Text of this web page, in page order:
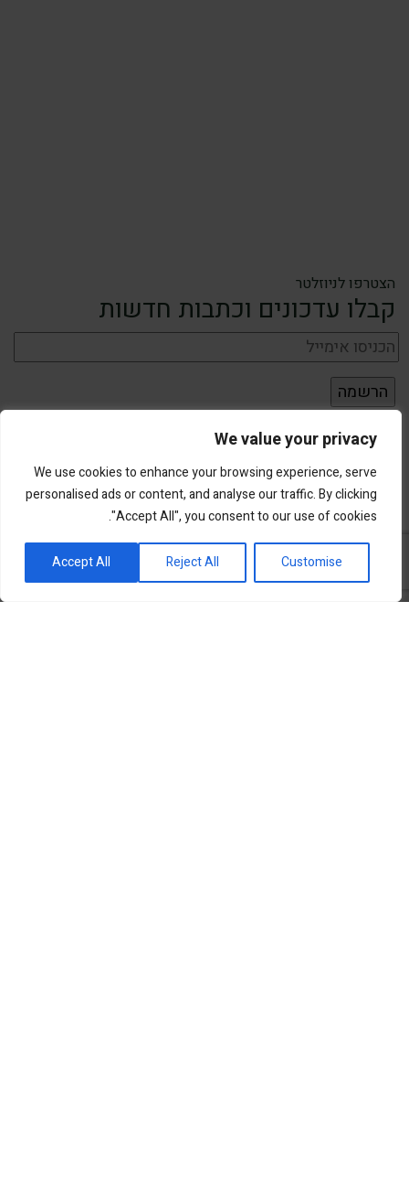
We value your privacy
We use cookies to enhance your browsing experience, serve
personalised ads or content, and analyse our traffic. By clicking
"Accept All", you consent to our use of cookies.
Customise
Reject All
Accept All
הצטרפו לניוזלטר
קבלו עדכונים וכתבות חדשות
פורטל השקעות וחדשנות